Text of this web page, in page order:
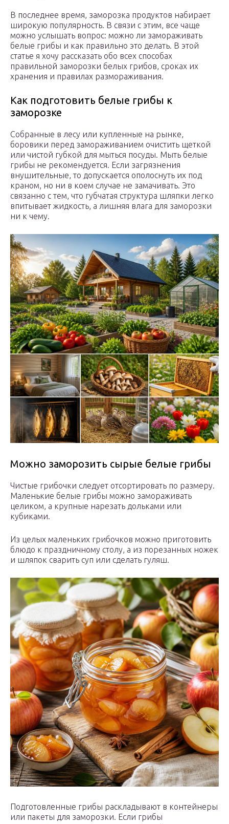
В последнее время, заморозка продуктов набирает
широкую популярность. В связи с этим, все чаще
можно услышать вопрос: можно ли замораживать
белые грибы и как правильно это делать. В этой
статье я хочу рассказать обо всех способах
правильной заморозки белых грибов, сроках их
хранения и правилах размораживания.
Как подготовить белые грибы к
заморозке
Собранные в лесу или купленные на рынке,
боровики перед замораживанием очистить щеткой
или чистой губкой для мыться посуды. Мыть белые
грибы не рекомендуется. Если загрязнения
внушительные, то допускается ополоснуть их под
краном, но ни в коем случае не замачивать. Это
связанно с тем, что губчатая структура шляпки легко
впитывает жидкость, а лишняя влага для заморозки
ни к чему.
Можно заморозить сырые белые грибы
Чистые грибочки следует отсортировать по размеру.
Маленькие белые грибы можно замораживать
целиком, а крупные нарезать дольками или
кубиками.
Из целых маленьких грибочков можно приготовить
блюдо к праздничному столу, а из порезанных ножек
и шляпок сварить суп или сделать гуляш.
Подготовленные грибы раскладывают в контейнеры
или пакеты для заморозки. Если грибы